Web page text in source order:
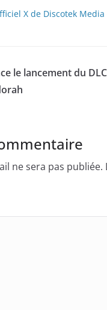
X de Discotek Media
le lancement du
ne sera pas publiée.